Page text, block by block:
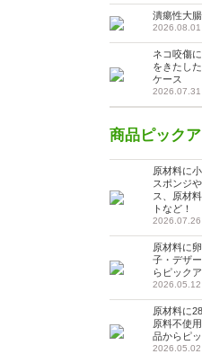
潰瘍性大
2026.08.01
ネコ咬傷
をきたし
ケース
2026.07.31
商品ピック
原材料に
スポンジ
ス、原材
トなど！
2026.07.26
原材料に
子・デザ
らピックア
2026.05.12
原材料に
原料不使
品からピ
2026.05.02